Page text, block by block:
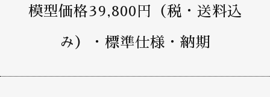
模型価格39,800円（税・送料込
み）・標準仕様・納期